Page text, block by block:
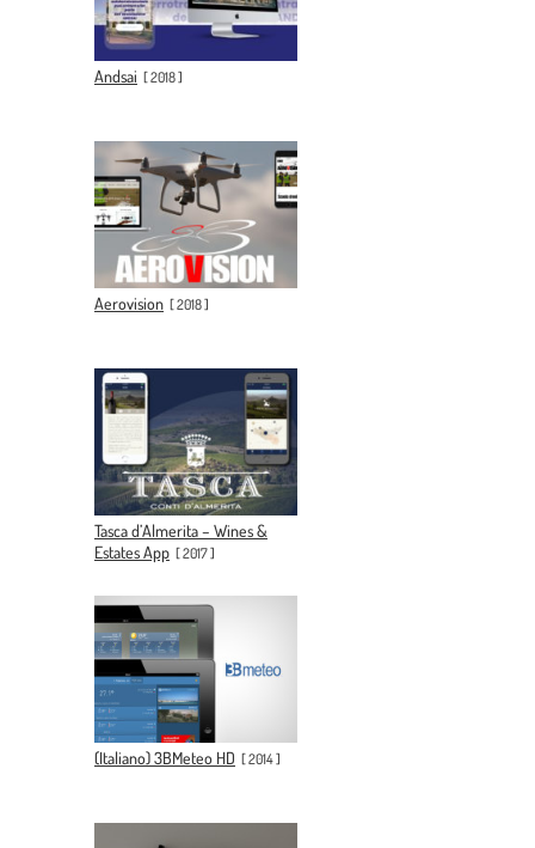
Andsai [2018]
Aerovision [2018]
Tasca d’Almerita – Wines &
Estates App [2017]
(Italiano) 3BMeteo HD [2014]